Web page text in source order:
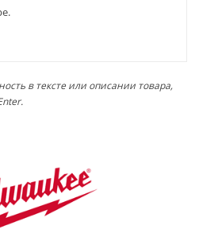
в тексте или описании товара,